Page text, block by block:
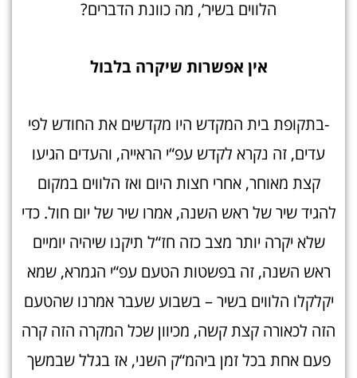
הלווים בשיר‘, מה כוונת הדברים?
אין אפשרות שיקרה בלבול
-בתקופת בית המקדש היו מקדשים את החודש לפי
עדים, זה נקרא לקדש עפ“י הראייה, והעדים הגיעו
קצת מאוחר, אחרי חצות היום ואז הלווים במקום
להגיד שיר של ראש השנה, אמרו שיר של יום חול. כדי
שלא יקרה יותר מצב כזה חז“ל תיקנו שיהיה יומיים
ראש השנה, זה בפשטות הטעם עפ“י הגמרא, שמא
יקלקלו הלווים בשיר – בשבוע שעבר אמרנו שהטעם
הזה לכאורה קצת קשה, מכיוון שכל המקרה הזה קרה
פעם אחת בכל זמן ביהמ“ק השני, אז בגלל שבמשך